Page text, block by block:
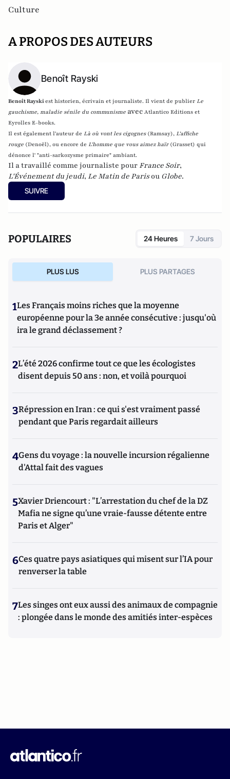
Culture
A PROPOS DES AUTEURS
Benoît Rayski
Benoît Rayskiest historien, écrivain et journaliste. Il vient de publier Le
gauchisme, maladie sénile du communisme avec Atlantico Editions et
Eyrolles E-books.
Il est également l'auteur de Là où vont les cigognes (Ramsay), L'affiche
rouge (Denoël), ou encore de L'homme que vous aimez haïr (Grasset) qui
dénonce l' "anti-sarkozysme primaire" ambiant.
Il a travaillé comme journaliste pour France Soir,
L'Événement du jeudi, Le Matin de Parisou Globe.
SUIVRE
POPULAIRES 24 Heures 7 Jours
PLUS LUS PLUS PARTAGES
1Les Français moins riches que la moyenne
européenne pour la 3e année consécutive : jusqu'où
ira le grand déclassement ?
2L’été 2026 confirme tout ce que les écologistes
disent depuis 50 ans : non, et voilà pourquoi
3Répression en Iran : ce qui s'est vraiment passé
pendant que Paris regardait ailleurs
4Gens du voyage : la nouvelle incursion régalienne
d'Attal fait des vagues
5Xavier Driencourt : "L’arrestation du chef de la DZ
Mafia ne signe qu’une vraie-fausse détente entre
Paris et Alger"
6Ces quatre pays asiatiques qui misent sur l’IA pour
renverser la table
7Les singes ont eux aussi des animaux de compagnie
: plongée dans le monde des amitiés inter-espèces